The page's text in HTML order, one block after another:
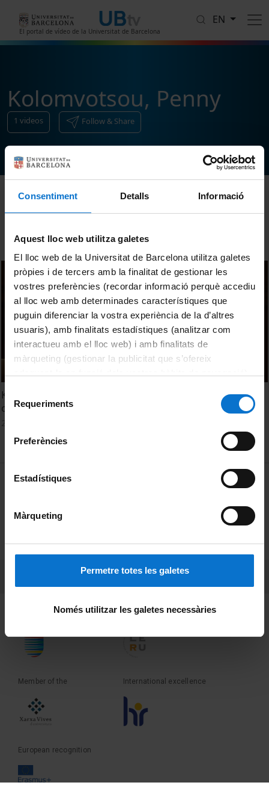
Consentiment Detalls Informació
Aquest lloc web utilitza galetes
El lloc web de la Universitat de Barcelona utilitza galetes
pròpies i de tercers amb la finalitat de gestionar les
vostres preferències (recordar informació perquè accediu
al lloc web amb determinades característiques que
puguin diferenciar la vostra experiència de la d’altres
usuaris), amb finalitats estadístiques (analitzar com
interactueu amb el lloc web) i amb finalitats de
màrqueting (gestionar la publicitat que s’ofereix
consultar laPolítica de galetes del lloc web de la
Selecció
de Requeriments
Preferències
Estadístiques
Màrqueting
Permetre totes les galetes
Només utilitzar les galetes necessàries
El portal de vídeo de la Universitat de Barcelona
EN
Kolomvotsou, Penny
1 videos Follow & Share
Sort
Keynote speech: How do we interrogate contemporary
challenges from heritage mediation?
MENÚ PEU 1
Terms and privacy
Founder of the Member of the
Member of the International excellence
European recognition